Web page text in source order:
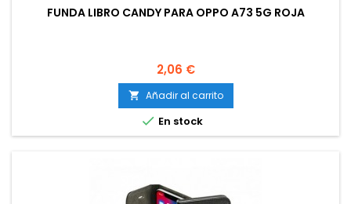
FUNDA LIBRO CANDY PARA OPPO A73 5G ROJA
Precio
2,06 €
 Añadir al carrito
 En stock